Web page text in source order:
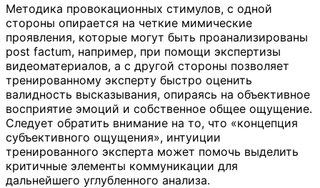
Методика провокационных стимулов, с одной
стороны опирается на четкие мимические
проявления, которые могут быть проанализированы
post factum, например, при помощи экспертизы
видеоматериалов, а с другой стороны позволяет
тренированному эксперту быстро оценить
валидность высказывания, опираясь на объективное
восприятие эмоций и собственное общее ощущение.
Следует обратить внимание на то, что «концепция
субъективного ощущения», интуиции
тренированного эксперта может помочь выделить
критичные элементы коммуникации для
дальнейшего углубленного анализа.